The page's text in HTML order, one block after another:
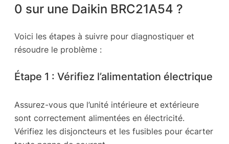
0 sur une Daikin BRC21A54 ?
Voici les étapes à suivre pour diagnostiquer et
résoudre le problème :
Étape 1 : Vérifiez l’alimentation électrique
Assurez-vous que l’unité intérieure et extérieure
sont correctement alimentées en électricité.
Vérifiez les disjoncteurs et les fusibles pour écarter